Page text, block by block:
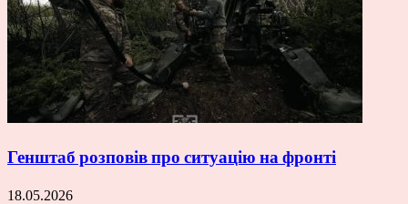
Генштаб розповів про ситуацію на фронті
18.05.2026